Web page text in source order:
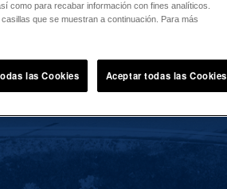
como para recabar información con fines analíticos.
que se muestran a continuación. Para más
las Cookies Aceptar todas las Cookies